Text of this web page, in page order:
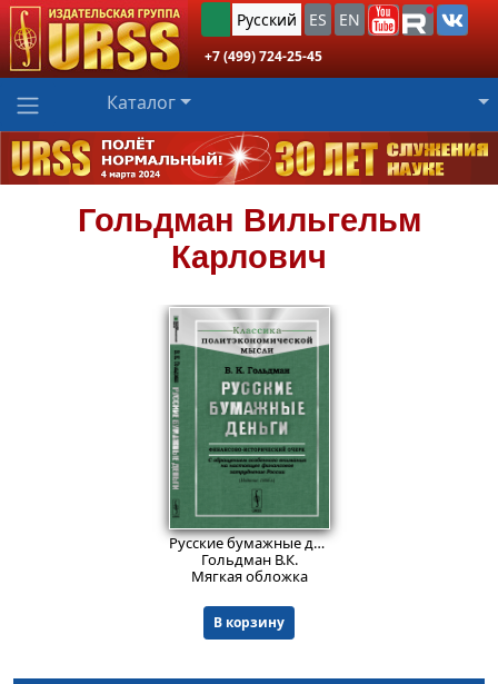
Русский ES EN
+7 (499) 724-25-45
Каталог
Гольдман Вильгельм
Карлович
850₽
Русские бумажные деньги: Финансово-исторический очерк. С обращением особенного внимания на настоящее финансовое затруднение России. (Издание 1866 г.).
Гольдман В.К.
Мягкая обложка
В корзину